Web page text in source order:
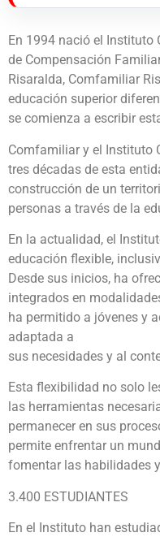
En 1994 nació el Instituto
de Compensación
Risaralda, Comfamiliar
educación superior
se comienza a escribir
Comfamiliar y el Instituto
tres décadas de esta
construcción de un
personas a través de la
En la actualidad, el
educación flexible,
Desde sus inicios, ha
integrados en
ha permitido a jóvenes y
adaptada a
sus necesidades y al
Esta flexibilidad no solo
las herramientas
permanecer en sus
permite enfrentar un
fomentar las habilidades
3.400 ESTUDIANTES
En el Instituto han